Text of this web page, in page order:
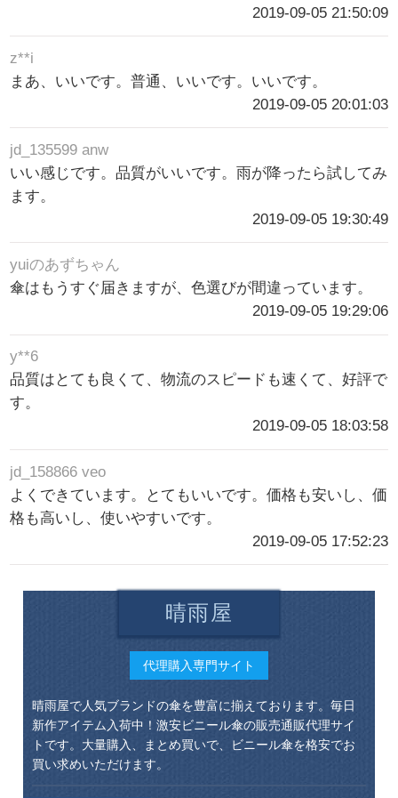
2019-09-05 21:50:09
z**i
まあ、いいです。普通、いいです。いいです。
2019-09-05 20:01:03
jd_135599 anw
いい感じです。品質がいいです。雨が降ったら試してみ
ます。
2019-09-05 19:30:49
yuiのあずちゃん
傘はもうすぐ届きますが、色選びが間違っています。
2019-09-05 19:29:06
y**6
品質はとても良くて、物流のスピードも速くて、好評で
す。
2019-09-05 18:03:58
jd_158866 veo
よくできています。とてもいいです。価格も安いし、価
格も高いし、使いやすいです。
2019-09-05 17:52:23
晴雨屋
代理購入専門サイト
晴雨屋で人気ブランドの傘を豊富に揃えております。毎日
新作アイテム入荷中！激安ビニール傘の販売通販代理サイ
トです。大量購入、まとめ買いで、ビニール傘を格安でお
買い求めいただけます。